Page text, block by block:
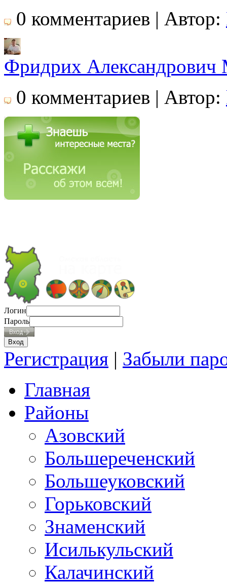
0 комментариев | Автор:
Фридрих Александрович
0 комментариев | Автор:
Логин
Пароль
Регистрация | Забыли
Главная
Районы
Азовский
Большереченский
Большеуковский
Горьковский
Знаменский
Исилькульский
Калачинский